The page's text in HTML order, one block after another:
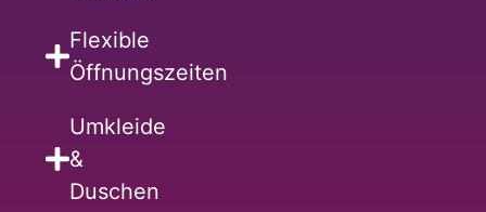
Flexible
Öffnungszeiten
Umkleide
&
Duschen